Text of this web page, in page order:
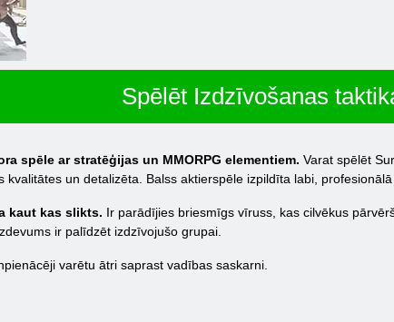
Spēlēt Izdzīvošanas
spēle ar stratēģijas un MMORPG elementiem. Varat spēlēt
un detalizēta. Balss aktierspēle izpildīta labi,
kaut kas slikts. Ir parādījies briesmīgs vīruss, kas cilvēkus
ir palīdzēt izdzīvojušo grupai.
varētu ātri saprast vadības saskarni.